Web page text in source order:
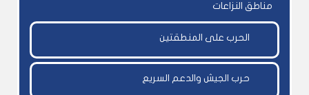
مناطق النزاعات
الحرب على المنطقتين
حرب الجيش والدعم السريع